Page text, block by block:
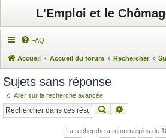
L'Emploi et le
FAQ
Accueil Accueil du forum Rechercher
Sujets sans réponse
Aller sur la recherche avancée
Rechercher
La recherche a retourné plus de